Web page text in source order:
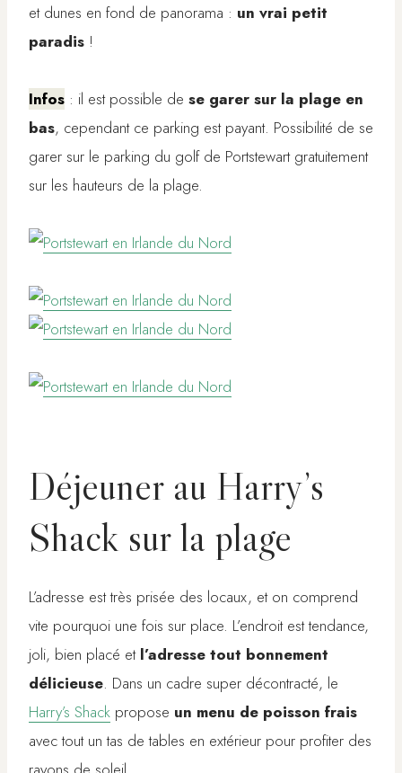
et dunes en fond de panorama : un vrai petit
paradis !
Infos : il est possible de se garer sur la plage en
bas, cependant ce parking est payant. Possibilité de se
garer sur le parking du golf de Portstewart gratuitement
sur les hauteurs de la plage.
Déjeuner au Harry’s
Shack sur la plage
L’adresse est très prisée des locaux, et on comprend
vite pourquoi une fois sur place. L’endroit est tendance,
joli, bien placé et l’adresse tout bonnement
délicieuse. Dans un cadre super décontracté, le
Harry’s Shack propose un menu de poisson frais
avec tout un tas de tables en extérieur pour profiter des